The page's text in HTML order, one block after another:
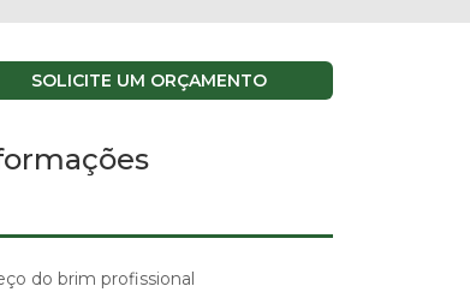
SOLICITE UM ORÇAMENTO
do brim profissional